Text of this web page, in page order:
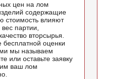
цен на лом
содержащие
стоимость влияют
партии,
вторсырья.
бесплатной оценки
мы называем
или оставьте заявку
ваш лом